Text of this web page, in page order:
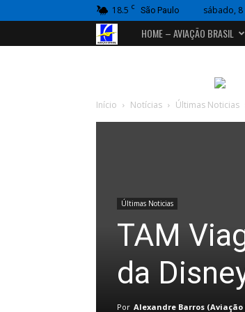
18.5 C São Paulo sábado,
Portal
HOME – AVIAÇÃO BRASIL
Início Notícias Últimas Noticias
Últimas Noticias
TAM
da
Por Alexandre Barros (Aviação